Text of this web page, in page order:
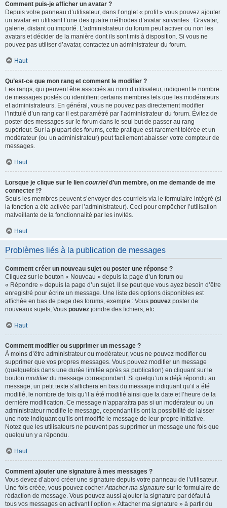
Comment puis-je afficher un avatar ?
Depuis votre panneau d’utilisateur, dans l’onglet « profil » vous pouvez ajouter
un avatar en utilisant l’une des quatre méthodes d’avatar suivantes : Gravatar,
galerie, distant ou importé. L’administrateur du forum peut activer ou non les
avatars et décider de la manière dont ils sont mis à disposition. Si vous ne
pouvez pas utiliser d’avatar, contactez un administrateur du forum.
Haut
Qu’est-ce que mon rang et comment le modifier ?
Les rangs, qui peuvent être associés au nom d’utilisateur, indiquent le nombre
de messages postés ou identifient certains membres tels que les modérateurs
et administrateurs. En général, vous ne pouvez pas directement modifier
l’intitulé d’un rang car il est paramétré par l’administrateur du forum. Évitez de
poster des messages sur le forum dans le seul but de passer au rang
supérieur. Sur la plupart des forums, cette pratique est rarement tolérée et un
modérateur (ou un administrateur) peut facilement abaisser votre compteur de
messages.
Haut
Lorsque je clique sur le lien courrield’un membre, on me demande de me
connecter !?
Seuls les membres peuvent s’envoyer des courriels via le formulaire intégré (si
la fonction a été activée par l’administrateur). Ceci pour empêcher l’utilisation
malveillante de la fonctionnalité par les invités.
Haut
Problèmes liés à la publication de messages
Comment créer un nouveau sujet ou poster une réponse ?
Cliquez sur le bouton « Nouveau » depuis la page d’un forum ou
« Répondre » depuis la page d’un sujet. Il se peut que vous ayez besoin d’être
enregistré pour écrire un message. Une liste des options disponibles est
affichée en bas de page des forums, exemple : Vous pouvez poster de
nouveaux sujets, Vous pouvez joindre des fichiers, etc.
Haut
Comment modifier ou supprimer un message ?
À moins d’être administrateur ou modérateur, vous ne pouvez modifier ou
supprimer que vos propres messages. Vous pouvez modifier un message
(quelquefois dans une durée limitée après sa publication) en cliquant sur le
bouton modifierdu message correspondant. Si quelqu’un a déjà répondu au
message, un petit texte s’affichera en bas du message indiquant qu’il a été
modifié, le nombre de fois qu’il a été modifié ainsi que la date et l’heure de la
dernière modification. Ce message n’apparaîtra pas si un modérateur ou un
administrateur modifie le message, cependant ils ont la possibilité de laisser
une note indiquant qu’ils ont modifié le message de leur propre initiative.
Notez que les utilisateurs ne peuvent pas supprimer un message une fois que
quelqu’un y a répondu.
Haut
Comment ajouter une signature à mes messages ?
Vous devez d’abord créer une signature depuis votre panneau de l’utilisateur.
Une fois créée, vous pouvez cocherAttacher ma signature sur le formulaire de
rédaction de message. Vous pouvez aussi ajouter la signature par défaut à
tous vos messages en activant l’option « Attacher ma signature » à partir du